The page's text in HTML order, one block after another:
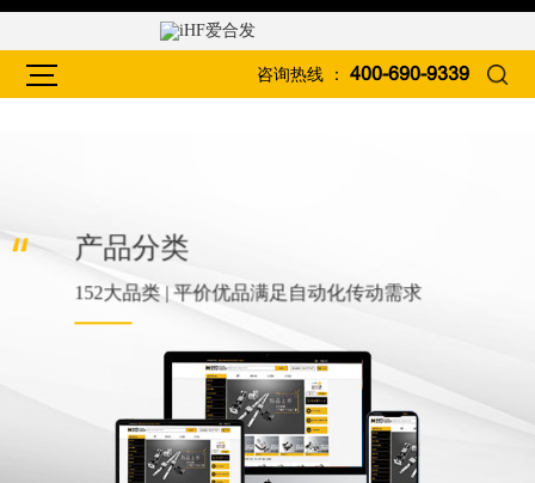
咨询热线 ： 400-690-9339
产品分类
152大品类 | 平价优品满足自动化传动需求